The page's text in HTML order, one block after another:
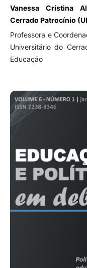
Vanessa Cristina
Cerrado Patrocínio
Professora e
Universitário do
Educação